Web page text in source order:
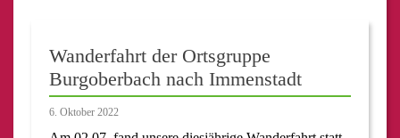
Wanderfahrt der Ortsgruppe
Burgoberbach nach Immenstadt
6. Oktober 2022